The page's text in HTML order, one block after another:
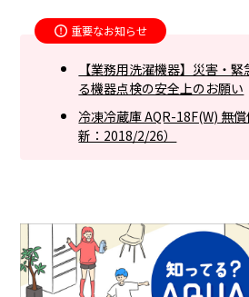
重要なお知らせ
【業務用洗濯機器】災害・
る機器点検の安全上のお願い
冷凍冷蔵庫 AQR-18F(W) 無
新：2018/2/26）